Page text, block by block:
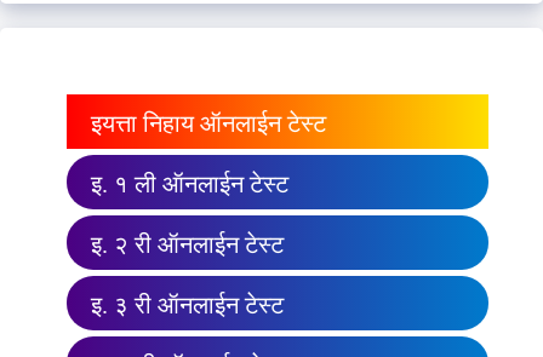
इयत्ता निहाय ऑनलाईन टेस्ट
इ. १ ली ऑनलाईन टेस्ट
इ. २ री ऑनलाईन टेस्ट
इ. ३ री ऑनलाईन टेस्ट